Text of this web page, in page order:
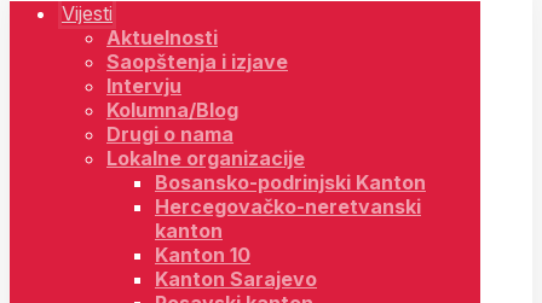
Vijesti
Aktuelnosti
Saopštenja i izjave
Intervju
Kolumna/Blog
Drugi o nama
Lokalne organizacije
Bosansko-podrinjski Kanton
Hercegovačko-neretvanski
kanton
Kanton 10
Kanton Sarajevo